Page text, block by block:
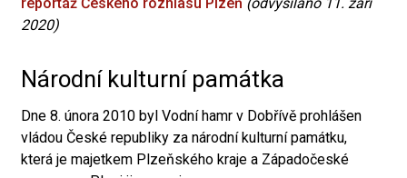
2020)
Národní kulturní památka
Dne 8. února 2010 byl Vodní hamr v Dobřívě prohlášen
vládou České republiky za národní kulturní památku,
která je majetkem Plzeňského kraje a Západočeské